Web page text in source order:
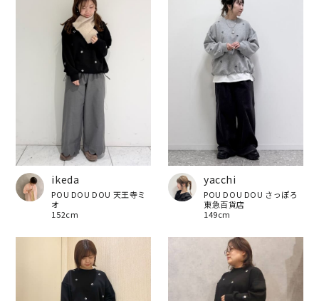
ikeda
POU DOU DOU 天王寺ミ
オ
152cm
yacchi
POU DOU DOU さっぽろ
東急百貨店
149cm